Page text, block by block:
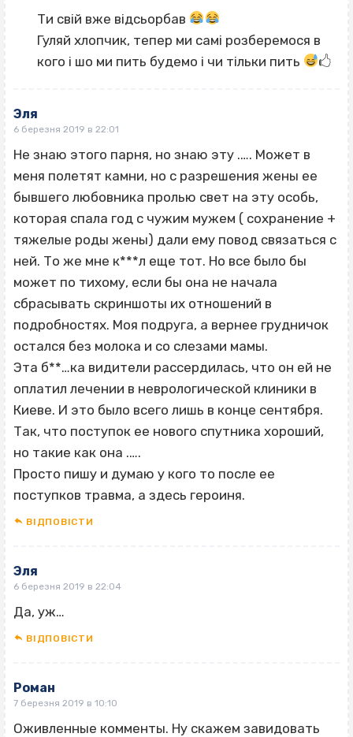
Ти свій вже відсьорбав
Гуляй хлопчик, тепер ми самі розберемося в
кого і шо ми пить будемо і чи тільки пить
🖒
Эля
6 березня 2019 в 22:01
Не знаю этого парня, но знаю эту .…. Может в
меня полетят камни, но с разрешения жены ее
бывшего любовника пролью свет на эту особь,
которая спала год с чужим мужем ( сохранение +
тяжелые роды жены) дали ему повод связаться с
ней. То же мне к***л еще тот. Но все было бы
может по тихому, если бы она не начала
сбрасывать скриншоты их отношений в
подробностях. Моя подруга, а вернее грудничок
остался без молока и со слезами мамы.
Эта б**…ка видители рассердилась, что он ей не
оплатил лечении в неврологической клиники в
Киеве. И это было всего лишь в конце сентября.
Так, что поступок ее нового спутника хороший,
но такие как она .….
Просто пишу и думаю у кого то после ее
поступков травма, а здесь героиня.
ВІДПОВІCТИ
Эля
6 березня 2019 в 22:04
Да, уж…
ВІДПОВІCТИ
Роман
7 березня 2019 в 10:10
Оживленные комменты. Ну скажем завидовать